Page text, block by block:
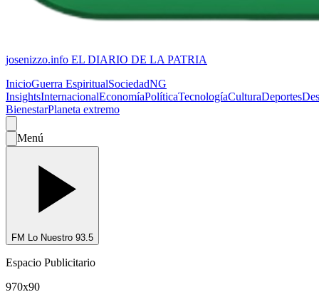
josenizzo.info EL DIARIO DE LA PATRIA
InicioGuerra EspiritualSociedadNG
InsightsInternacionalEconomíaPolíticaTecnologíaCulturaDeportes
BienestarPlaneta extremo
Menú
FM Lo Nuestro 93.5
Espacio Publicitario
970x90